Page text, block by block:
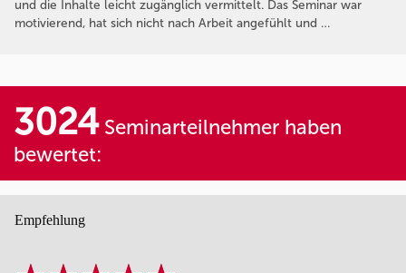
und die Inhalte leicht zugänglich vermittelt. Das Seminar war
motivierend, hat sich nicht nach Arbeit angefühlt und …
3024Seminarteilnehmer haben
bewertet:
Empfehlung